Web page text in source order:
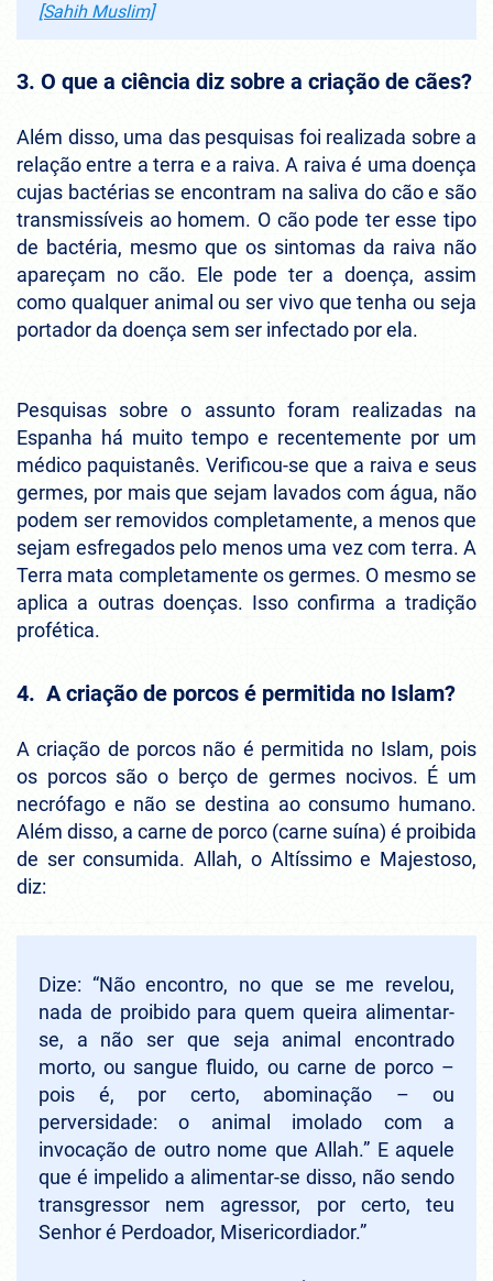
[Sahih Muslim]
3. O que a ciência diz sobre a criação de cães?
Além disso, uma das pesquisas foi realizada sobre a
relação entre a terra e a raiva. A raiva é uma doença
cujas bactérias se encontram na saliva do cão e são
transmissíveis ao homem. O cão pode ter esse tipo
de bactéria, mesmo que os sintomas da raiva não
apareçam no cão. Ele pode ter a doença, assim
como qualquer animal ou ser vivo que tenha ou seja
portador da doença sem ser infectado por ela.
Pesquisas sobre o assunto foram realizadas na
Espanha há muito tempo e recentemente por um
médico paquistanês. Verificou-se que a raiva e seus
germes, por mais que sejam lavados com água, não
podem ser removidos completamente, a menos que
sejam esfregados pelo menos uma vez com terra. A
Terra mata completamente os germes. O mesmo se
aplica a outras doenças. Isso confirma a tradição
profética.
4. A criação de porcos é permitida no Islam?
A criação de porcos não é permitida no Islam, pois
os porcos são o berço de germes nocivos. É um
necrófago e não se destina ao consumo humano.
Além disso, a carne de porco (carne suína) é proibida
de ser consumida. Allah, o Altíssimo e Majestoso,
diz:
Dize: “Não encontro, no que se me revelou,
nada de proibido para quem queira alimentar-
se, a não ser que seja animal encontrado
morto, ou sangue fluido, ou carne de porco –
pois é, por certo, abominação – ou
perversidade: o animal imolado com a
invocação de outro nome que Allah.” E aquele
que é impelido a alimentar-se disso, não sendo
transgressor nem agressor, por certo, teu
Senhor é Perdoador, Misericordiador.”